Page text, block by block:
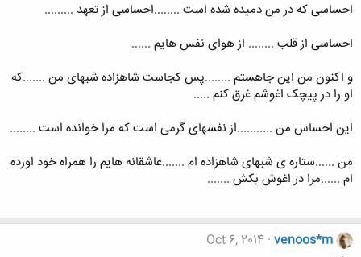
احساسی که در من دمیده شده است ........احساسی از تعهد .........
احساسی از قلب ........ از هوای نفس هایم ......
و اکنون من این جاهستم ........پس کجاست شاهزاده شبهای من .......که
او را در پیچک اغوشم غرق کنم .....
این احساس من ...........از نفسهای گرمی است که مرا خوانده است ........
من ......ستاره ی شبهای شاهزاده ام .......عاشقانه هایم را همراه خود اورده
ام ......مرا در اغوش بکش .......
venoos*m
Oct 6, 2014